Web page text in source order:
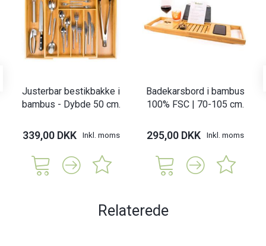
Justerbar bestikbakke i
bambus - Dybde 50 cm.
339,00 DKK Inkl. moms
Badekarsbord i bambus
100% FSC | 70-105 cm.
295,00 DKK Inkl. moms
Relaterede